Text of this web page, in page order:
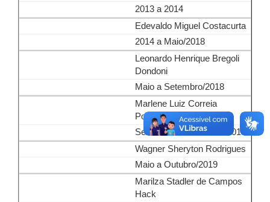
2013 a 2014
Edevaldo Miguel Costacurta
2014 a Maio/2018
Leonardo Henrique Bregoli
Dondoni
Maio a Setembro/2018
Marlene Luiz Correia
Portugal de Macedo
Setembro/2018 a Maio/2019
Wagner Sheryton Rodrigues
Maio a Outubro/2019
Marilza Stadler de Campos
Hack